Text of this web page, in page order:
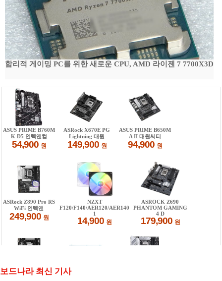
합리적 게이밍 PC를 위한 새로운 CPU, AMD 라이젠 7 7700X3D
보드나라 최신 기사